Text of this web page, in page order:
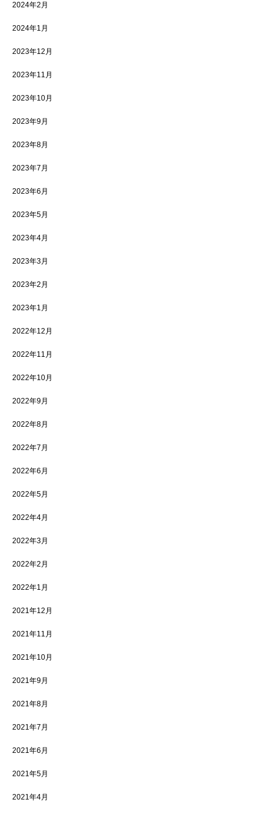
2024年2月
2024年1月
2023年12月
2023年11月
2023年10月
2023年9月
2023年8月
2023年7月
2023年6月
2023年5月
2023年4月
2023年3月
2023年2月
2023年1月
2022年12月
2022年11月
2022年10月
2022年9月
2022年8月
2022年7月
2022年6月
2022年5月
2022年4月
2022年3月
2022年2月
2022年1月
2021年12月
2021年11月
2021年10月
2021年9月
2021年8月
2021年7月
2021年6月
2021年5月
2021年4月